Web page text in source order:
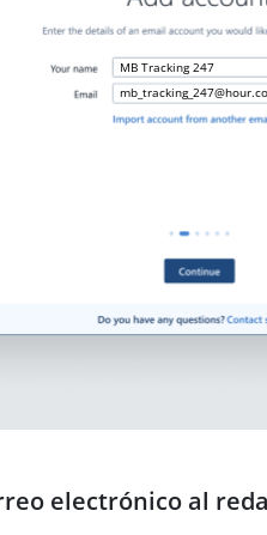
MB Tracking 247
electrónico al